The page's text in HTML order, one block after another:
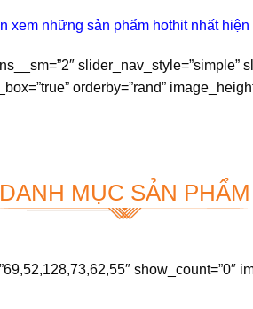
xem những sản phẩm hothit nhất hiện
slider_nav_style=”simple”
orderby=”rand”
DANH MỤC SẢN PHẨM
show_count=”0″